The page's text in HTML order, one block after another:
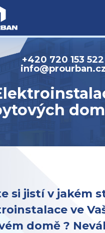
+420 720 153 522
info@prourban.cz
si jistí v jakém
ve
domě ?